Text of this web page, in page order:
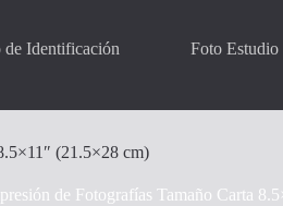
de Identificación Foto Estudio
(21.5×28 cm)
de Fotografías Tamaño Carta